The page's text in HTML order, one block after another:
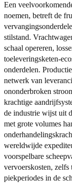
Een
noemen, betreft de
stilstand.
schaal opereren,
toeleveringsketen-
onderdelen.
netwerk van
ononderbroken
krachtige
de industrie wijst uit
met grote volumes
wereldwijde
voorspelbare
vervoerskosten,
piekperiodes in de